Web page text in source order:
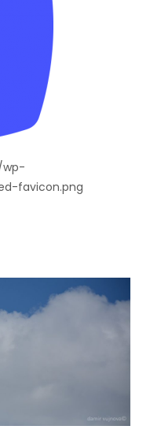
wp-
favicon.png